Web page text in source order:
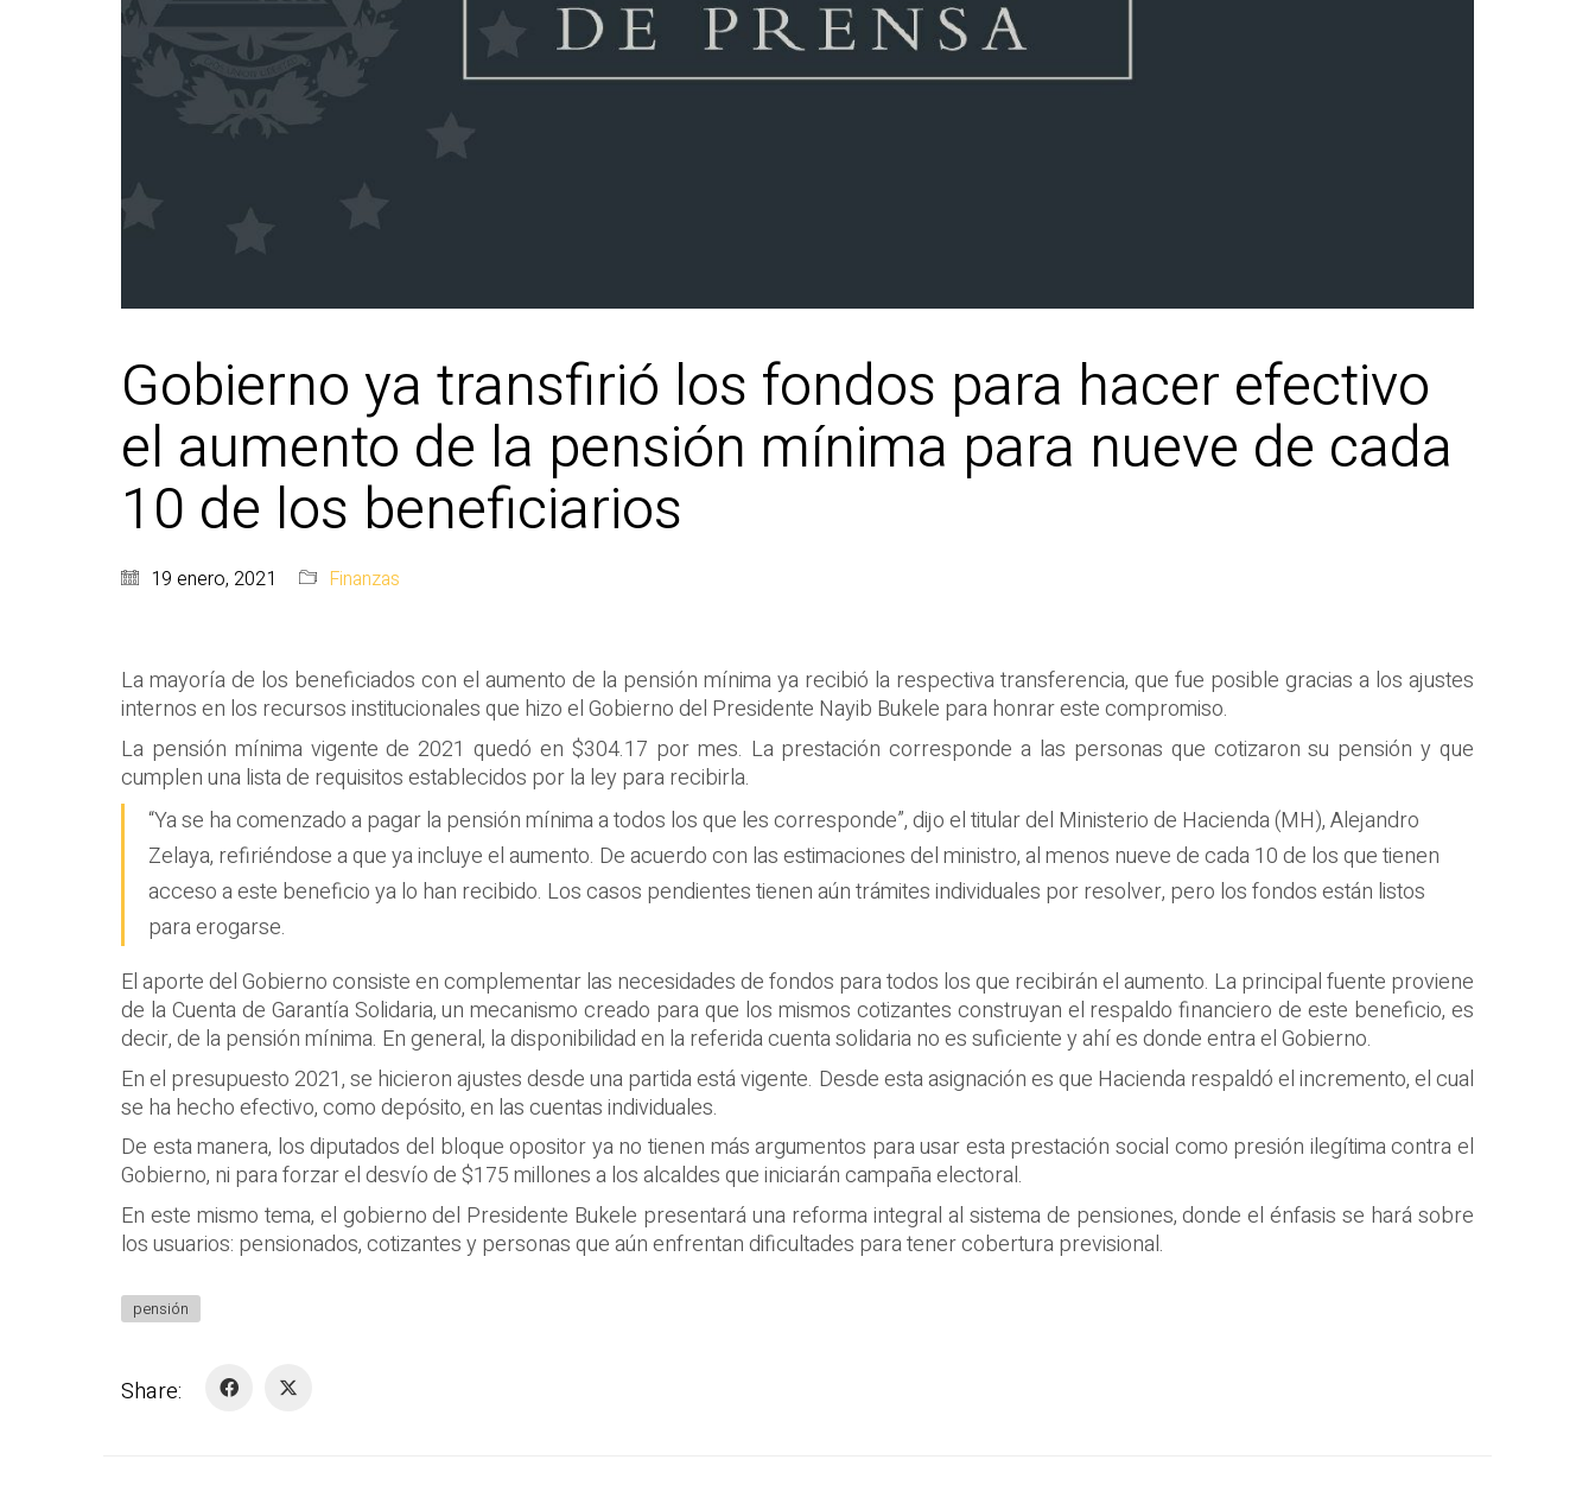
Gobierno ya transfirió los fondos para hacer efectivo
el aumento de la pensión mínima para nueve de cada
10 de los beneficiarios
19 enero, 2021 Finanzas
La mayoría de los beneficiados con el aumento de la pensión mínima ya recibió la respectiva transferencia, que fue posible gracias a los ajustes
internos en los recursos institucionales que hizo el Gobierno del Presidente Nayib Bukele para honrar este compromiso.
La pensión mínima vigente de 2021 quedó en $304.17 por mes. La prestación corresponde a las personas que cotizaron su pensión y que
cumplen una lista de requisitos establecidos por la ley para recibirla.
“Ya se ha comenzado a pagar la pensión mínima a todos los que les corresponde”, dijo el titular del Ministerio de Hacienda (MH), Alejandro
Zelaya, refiriéndose a que ya incluye el aumento. De acuerdo con las estimaciones del ministro, al menos nueve de cada 10 de los que tienen
acceso a este beneficio ya lo han recibido. Los casos pendientes tienen aún trámites individuales por resolver, pero los fondos están listos
para erogarse.
El aporte del Gobierno consiste en complementar las necesidades de fondos para todos los que recibirán el aumento. La principal fuente proviene
de la Cuenta de Garantía Solidaria, un mecanismo creado para que los mismos cotizantes construyan el respaldo financiero de este beneficio, es
decir, de la pensión mínima. En general, la disponibilidad en la referida cuenta solidaria no es suficiente y ahí es donde entra el Gobierno.
En el presupuesto 2021, se hicieron ajustes desde una partida está vigente. Desde esta asignación es que Hacienda respaldó el incremento, el cual
se ha hecho efectivo, como depósito, en las cuentas individuales.
De esta manera, los diputados del bloque opositor ya no tienen más argumentos para usar esta prestación social como presión ilegítima contra el
Gobierno, ni para forzar el desvío de $175 millones a los alcaldes que iniciarán campaña electoral.
En este mismo tema, el gobierno del Presidente Bukele presentará una reforma integral al sistema de pensiones, donde el énfasis se hará sobre
los usuarios: pensionados, cotizantes y personas que aún enfrentan dificultades para tener cobertura previsional.
pensión
Share: